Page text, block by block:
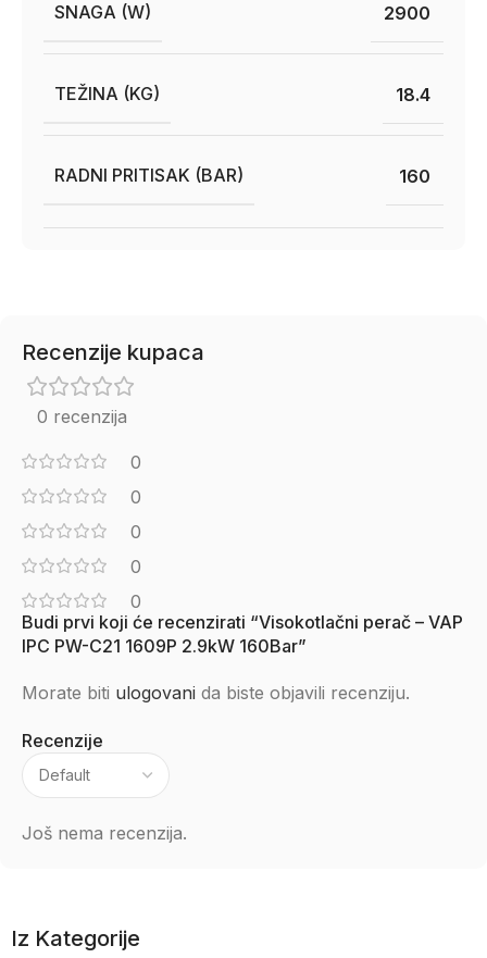
SNAGA (W) 2900
TEŽINA (KG) 18.4
RADNI PRITISAK (BAR) 160
Recenzije kupaca
0 recenzija
0
0
0
0
0
Recenzije
Još nema recenzija.
Budi prvi koji će recenzirati “Visokotlačni perač – VAP
IPC PW-C21 1609P 2.9kW 160Bar”
Morate biti ulogovani da biste objavili recenziju.
Iz Kategorije